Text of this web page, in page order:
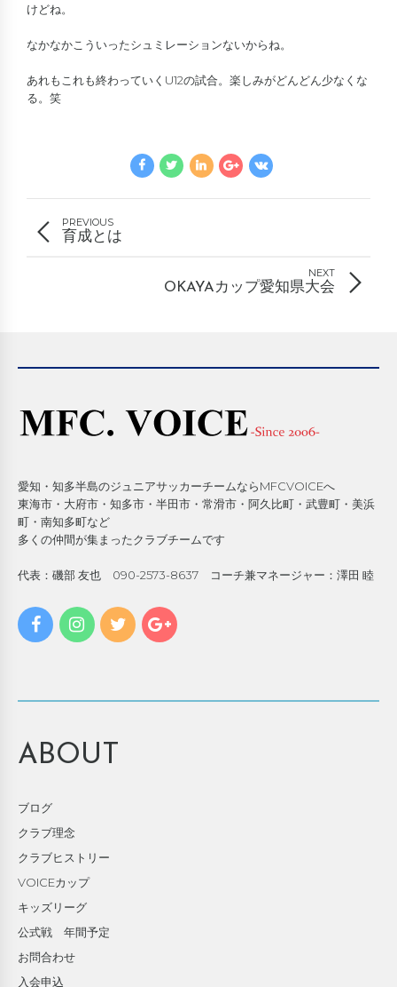
けどね。
なかなかこういったシュミレーションないからね。
あれもこれも終わっていくU12の試合。楽しみがどんどん少なくな
る。笑
PREVIOUS
育成とは
NEXT
OKAYAカップ愛知県大会
愛知・知多半島のジュニアサッカーチームならMFCVOICEへ
東海市・大府市・知多市・半田市・常滑市・阿久比町・武豊町・美浜
町・南知多町など
多くの仲間が集まったクラブチームです
代表：磯部 友也 090-2573-8637 コーチ兼マネージャー：澤田 睦
ABOUT
ブログ
クラブ理念
クラブヒストリー
VOICEカップ
キッズリーグ
公式戦 年間予定
お問合わせ
入会申込